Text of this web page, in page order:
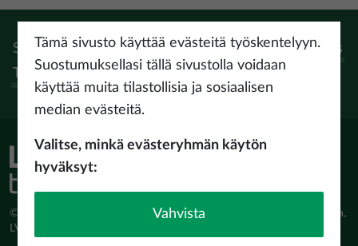
Seuraa:Instagram FacebookPinterestYoutubeThreads
Tiktok
© Latvijas Investīciju un attīstības aģentūra (LIAA) Pērses iela 2, Rīga,
LV-1442 www.liaa.gov.lv
Tämä sivusto käyttää evästeitä työskentelyyn.
Suostumuksellasi tällä sivustolla voidaan
käyttää muita tilastollisia ja sosiaalisen
median evästeitä.
Valitse, minkä evästeryhmän käytön
hyväksyt:
Vahvista